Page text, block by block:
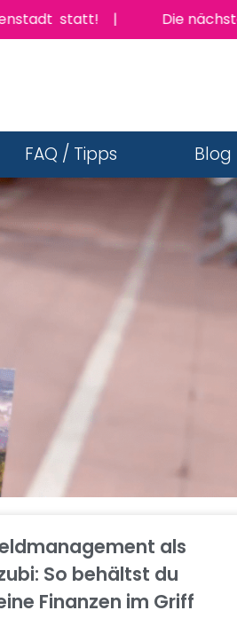
statt! | Die nächste
FAQ / Tipps Blog
als
So behältst du
Finanzen im Griff